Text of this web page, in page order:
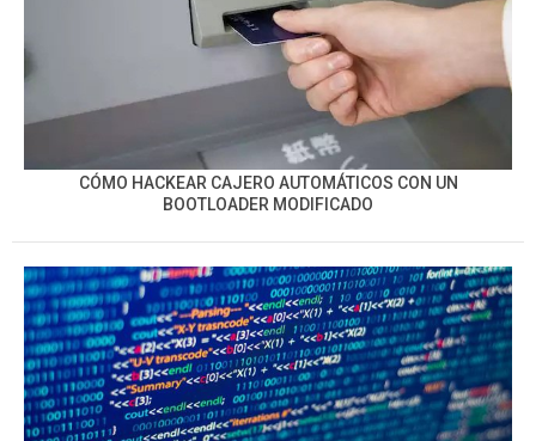
CÓMO HACKEAR CAJERO AUTOMÁTICOS CON UN
BOOTLOADER MODIFICADO